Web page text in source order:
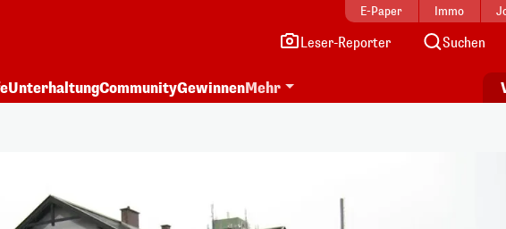
E-Paper Immo
Leser-Reporter Suchen
UnterhaltungCommunityGewinnenMehr